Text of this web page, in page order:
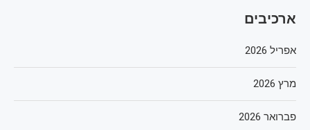
ארכיבים
אפריל 2026
מרץ 2026
פברואר 2026